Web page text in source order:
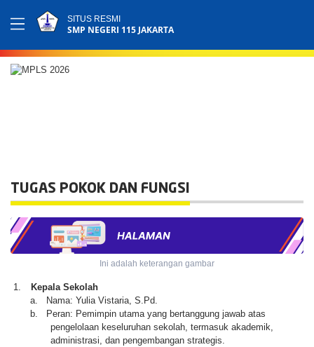
SITUS RESMI
SMP NEGERI 115 JAKARTA
TUGAS POKOK DAN FUNGSI
Ini adalah keterangan gambar
1.
Kepala Sekolah
a.
Nama: Yulia Vistaria, S.Pd.
b.
Peran: Pemimpin utama yang bertanggung jawab atas
pengelolaan keseluruhan sekolah, termasuk akademik,
administrasi, dan pengembangan strategis.